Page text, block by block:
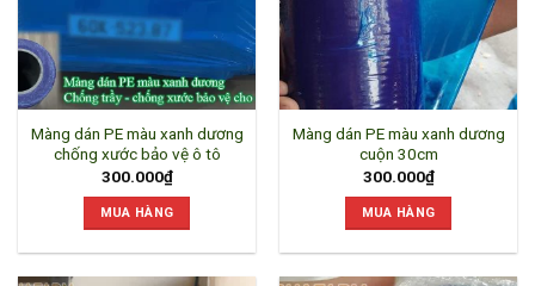
Màng dán PE màu xanh dương
chống xước bảo vệ ô tô
300.000₫
MUA HÀNG
Màng dán PE màu xanh dương
cuộn 30cm
300.000₫
MUA HÀNG